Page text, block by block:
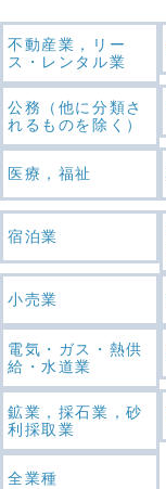
不動産業，リー
ス・レンタル業
公務（他に分類さ
れるものを除く）
医療，福祉
宿泊業
小売業
電気・ガス・熱供
給・水道業
鉱業，採石業，砂
利採取業
全業種